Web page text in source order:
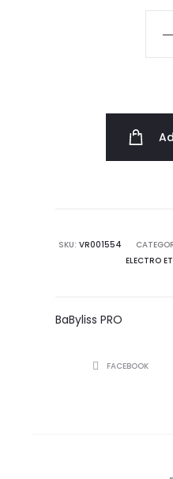
SL
SKU:VR001554
ELECTRO
BaByliss PRO
SHAREFACEBOOK